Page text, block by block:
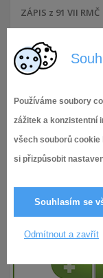
Používáme soubory
zážitek a konzistentní
všech souborů
si přizpůsobit
Souhlasím se
Odmítnout a zavřít
ZÁPIS z 91 VII RMČ
10.1.2018